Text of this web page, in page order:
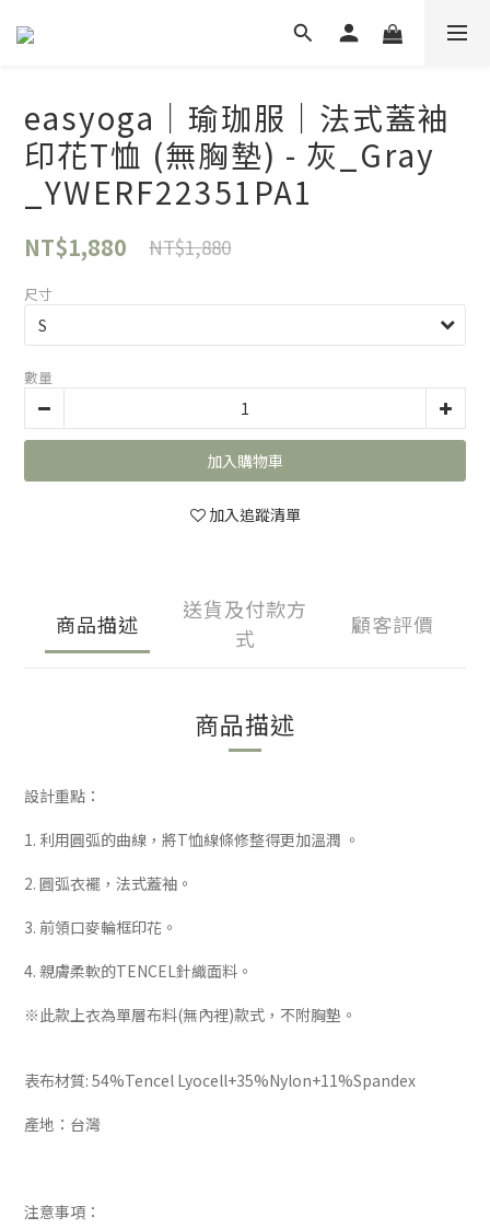
easyoga｜瑜珈服｜法式蓋袖
印花T恤 (無胸墊) - 灰_Gray
_YWERF22351PA1
NT$1,880 NT$1,880
尺寸
數量
加入購物車
加入追蹤清單
商品描述
送貨及付款方
式
顧客評價
商品描述
設計重點：
1. 利用圓弧的曲線，將T恤線條修整得更加溫潤 。
2. 圓弧衣襬，法式蓋袖。
3. 前領口麥輪框印花。
4. 親膚柔軟的TENCEL針織面料。
※此款上衣為單層布料(無內裡)款式，不附胸墊。
表布材質: 54%Tencel Lyocell+35%Nylon+11%Spandex
產地：台灣
注意事項：